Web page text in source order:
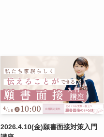
2026.4.10(金)願書面接対策入門